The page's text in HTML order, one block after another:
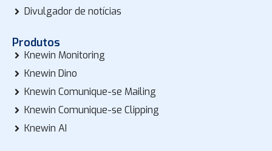
Divulgador de notícias
Produtos
Knewin Monitoring
Knewin Dino
Knewin Comunique-se Mailing
Knewin Comunique-se Clipping
Knewin AI